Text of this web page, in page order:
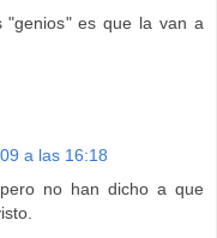
"genios" es que la van a
a las 16:18
no han dicho a que